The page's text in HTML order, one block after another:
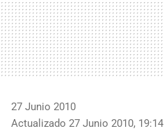
27 Junio 2010
Actualizado 27 Junio 2010, 19:14